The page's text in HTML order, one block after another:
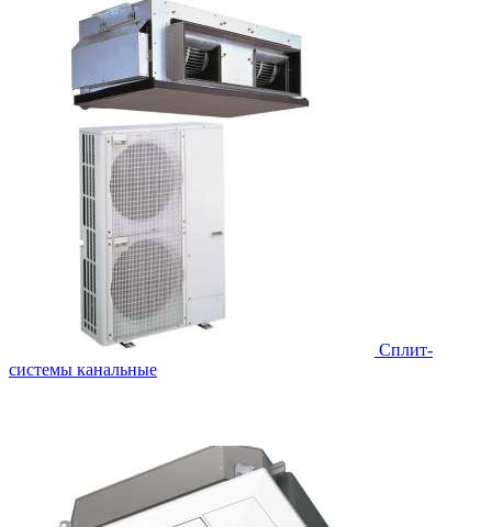
Сплит-
системы канальные